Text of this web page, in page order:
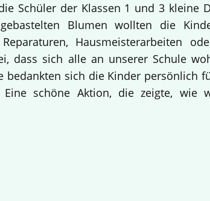
Schüler der Klassen 1 und 3 kleine
Blumen wollten die
Hausmeisterarbeiten
dass sich alle an unserer Schule
sich die Kinder persönlich
schöne Aktion, die zeigte, wie